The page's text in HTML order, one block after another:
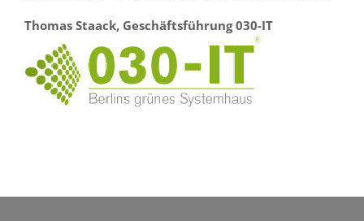
Thomas Staack, Geschäftsführung 030-IT